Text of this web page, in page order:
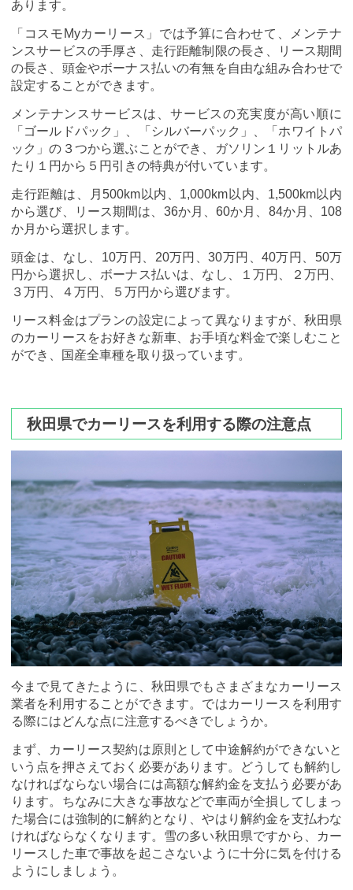
あります。
「コスモMyカーリース」では予算に合わせて、メンテナ
ンスサービスの手厚さ、走行距離制限の長さ、リース期間
の長さ、頭金やボーナス払いの有無を自由な組み合わせで
設定することができます。
メンテナンスサービスは、サービスの充実度が高い順に
「ゴールドパック」、「シルバーパック」、「ホワイトパ
ック」の３つから選ぶことができ、ガソリン１リットルあ
たり１円から５円引きの特典が付いています。
走行距離は、月500km以内、1,000km以内、1,500km以内
から選び、リース期間は、36か月、60か月、84か月、108
か月から選択します。
頭金は、なし、10万円、20万円、30万円、40万円、50万
円から選択し、ボーナス払いは、なし、１万円、２万円、
３万円、４万円、５万円から選びます。
リース料金はプランの設定によって異なりますが、秋田県
のカーリースをお好きな新車、お手頃な料金で楽しむこと
ができ、国産全車種を取り扱っています。
秋田県でカーリースを利用する際の注意点
今まで見てきたように、秋田県でもさまざまなカーリース
業者を利用することができます。ではカーリースを利用す
る際にはどんな点に注意するべきでしょうか。
まず、カーリース契約は原則として中途解約ができないと
いう点を押さえておく必要があります。どうしても解約し
なければならない場合には高額な解約金を支払う必要があ
ります。ちなみに大きな事故などで車両が全損してしまっ
た場合には強制的に解約となり、やはり解約金を支払わな
ければならなくなります。雪の多い秋田県ですから、カー
リースした車で事故を起こさないように十分に気を付ける
ようにしましょう。